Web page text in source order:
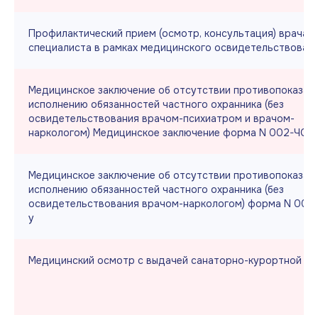
Профилактический прием (осмотр, консультация) врача-
специалиста в рамках медицинского
Медицинское заключение об отсутствии
исполнению обязанностей частного охранника (без
освидетельствования врачом-психиатром и врачом-
наркологом) Медицинское заключение форма N 002-ЧО/у
Медицинское заключение об отсутствии
исполнению обязанностей частного охранника (без
освидетельствования врачом-наркологом) форма N
у
Медицинский осмотр с выдачей санаторно-курортной